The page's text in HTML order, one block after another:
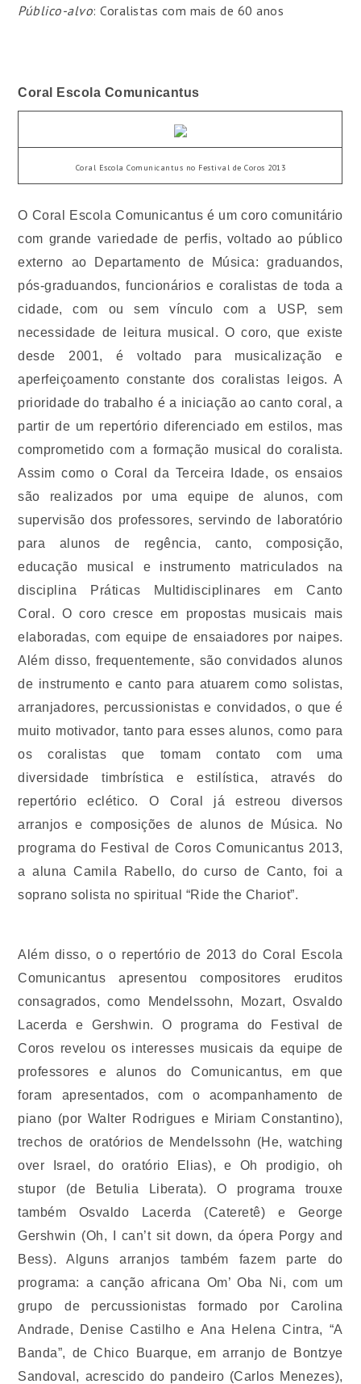
Público-alvo: Coralistas com mais de 60 anos
Coral Escola Comunicantus
Coral Escola Comunicantus no Festival de Coros 2013
O Coral Escola Comunicantus é um coro comunitário
com grande variedade de perfis, voltado ao público
externo ao Departamento de Música: graduandos,
pós-graduandos, funcionários e coralistas de toda a
cidade, com ou sem vínculo com a USP, sem
necessidade de leitura musical. O coro, que existe
desde 2001, é voltado para musicalização e
aperfeiçoamento constante dos coralistas leigos. A
prioridade do trabalho é a iniciação ao canto coral, a
partir de um repertório diferenciado em estilos, mas
comprometido com a formação musical do coralista.
Assim como o Coral da Terceira Idade, os ensaios
são realizados por uma equipe de alunos, com
supervisão dos professores, servindo de laboratório
para alunos de regência, canto, composição,
educação musical e instrumento matriculados na
disciplina Práticas Multidisciplinares em Canto
Coral. O coro cresce em propostas musicais mais
elaboradas, com equipe de ensaiadores por naipes.
Além disso, frequentemente, são convidados alunos
de instrumento e canto para atuarem como solistas,
arranjadores, percussionistas e convidados, o que é
muito motivador, tanto para esses alunos, como para
os coralistas que tomam contato com uma
diversidade timbrística e estilística, através do
repertório eclético. O Coral já estreou diversos
arranjos e composições de alunos de Música. No
programa do Festival de Coros Comunicantus 2013,
a aluna Camila Rabello, do curso de Canto, foi a
soprano solista no spiritual “Ride the Chariot”.
Além disso, o o repertório de 2013 do Coral Escola
Comunicantus apresentou compositores eruditos
consagrados, como Mendelssohn, Mozart, Osvaldo
Lacerda e Gershwin. O programa do Festival de
Coros revelou os interesses musicais da equipe de
professores e alunos do Comunicantus, em que
foram apresentados, com o acompanhamento de
piano (por Walter Rodrigues e Miriam Constantino),
trechos de oratórios de Mendelssohn (He, watching
over Israel, do oratório Elias), e Oh prodigio, oh
stupor (de Betulia Liberata). O programa trouxe
também Osvaldo Lacerda (Cateretê) e George
Gershwin (Oh, I can’t sit down, da ópera Porgy and
Bess). Alguns arranjos também fazem parte do
programa: a canção africana Om’ Oba Ni, com um
grupo de percussionistas formado por Carolina
Andrade, Denise Castilho e Ana Helena Cintra, “A
Banda”, de Chico Buarque, em arranjo de Bontzye
Sandoval, acrescido do pandeiro (Carlos Menezes),